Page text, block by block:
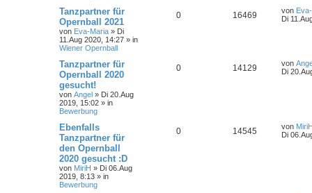
Tanzpartner für
Opernball 2021
von Eva-Maria » Di
11.Aug 2020, 14:27 » in
Wiener Opernball
0 16469 von
Di
Tanzpartner für
Opernball 2020
gesucht!
von Angel » Di 20.Aug
2019, 15:02 » in
Bewerbung
0 14129 von
Di
Ebenfalls
Tanzpartner für
den Opernball
2020 gesucht :D
von MiriH » Di 06.Aug
2019, 8:13 » in
Bewerbung
0 14545 von
Di